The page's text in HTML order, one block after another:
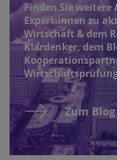
Finden Sie weitere
Expert:innen zu
Wirtschaft & dem
Klardenker, dem
Zum Blog